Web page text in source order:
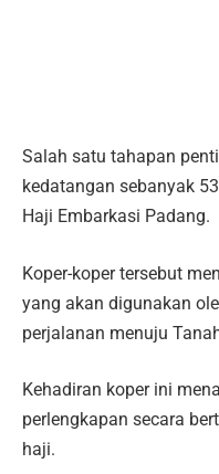
Salah satu tahapan
kedatangan sebanyak
Haji Embarkasi Padang.
Koper-koper tersebut
yang akan digunakan
perjalanan menuju
Kehadiran koper ini
perlengkapan secara
haji.